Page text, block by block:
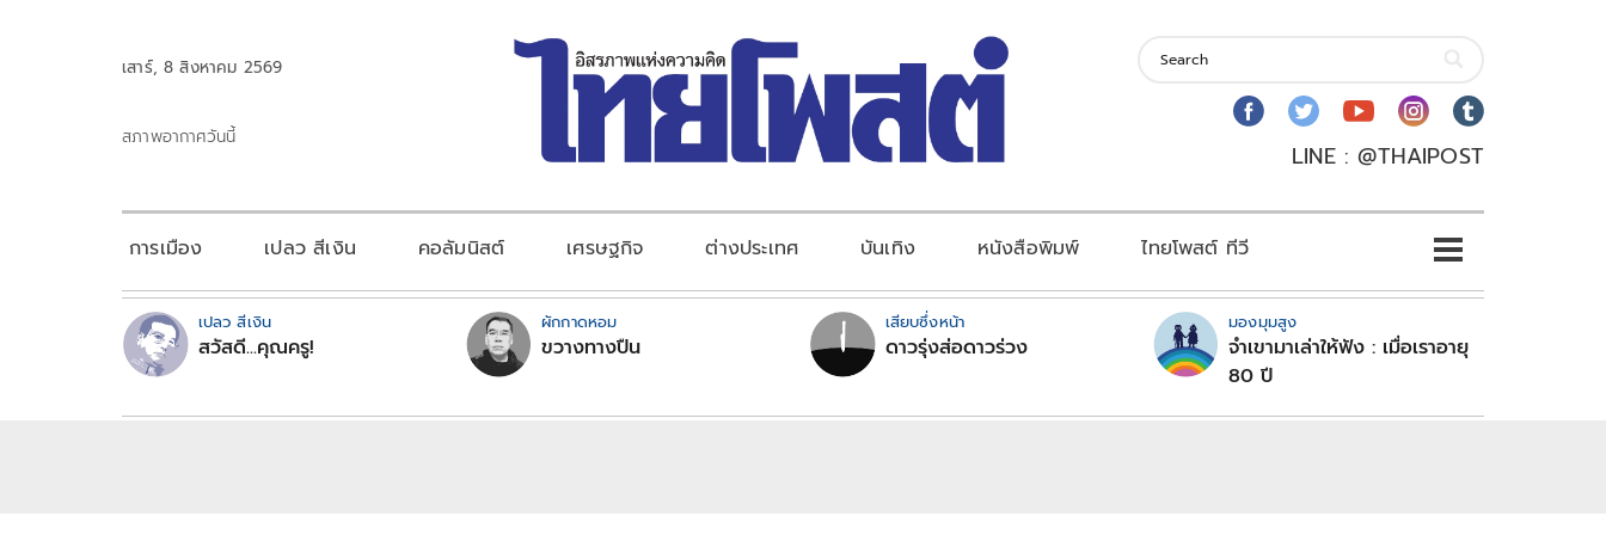
เสาร์, 8 สิงหาคม 2569
สภาพอากาศวันนี้
LINE : @THAIPOST
การเมือง เปลว สีเงิน คอลัมนิสต์ เศรษฐกิจ ต่างประเทศ บันเทิง หนังสือพิมพ์ ไทยโพสต์ ทีวี
เปลว สีเงิน
สวัสดี...คุณครู!
ผักกาดหอม
ขวางทางปืน
เสียบซึ่งหน้า
ดาวรุ่งส่อดาวร่วง
มองมุมสูง
จำเขามาเล่าให้ฟัง : เมื่อเราอายุ
80 ปี